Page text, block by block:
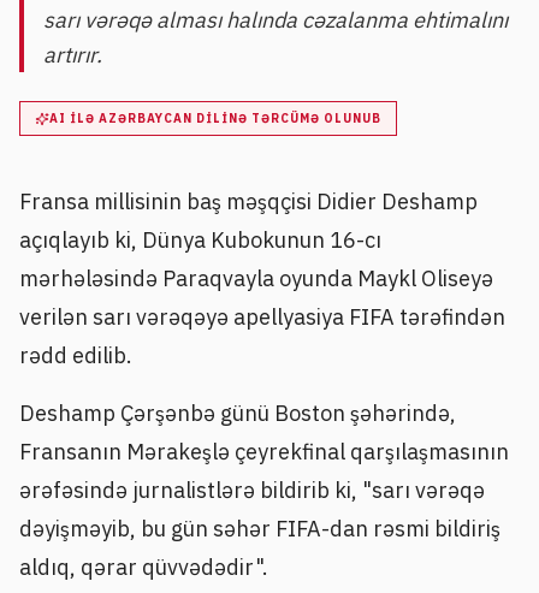
sarı vərəqə alması halında cəzalanma ehtimalını
artırır.
AI ILƏ AZƏRBAYCAN DILINƏ TƏRCÜMƏ OLUNUB
Fransa millisinin baş məşqçisi Didier Deshamp
açıqlayıb ki, Dünya Kubokunun 16-cı
mərhələsində Paraqvayla oyunda Maykl Oliseyə
verilən sarı vərəqəyə apellyasiya FIFA tərəfindən
rədd edilib.
Deshamp Çərşənbə günü Boston şəhərində,
Fransanın Mərakeşlə çeyrekfinal qarşılaşmasının
ərəfəsində jurnalistlərə bildirib ki, "sarı vərəqə
dəyişməyib, bu gün səhər FIFA-dan rəsmi bildiriş
aldıq, qərar qüvvədədir".